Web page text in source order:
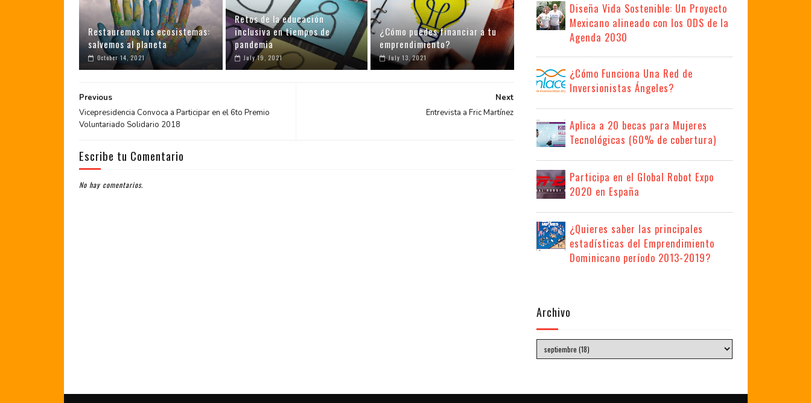
Restauremos los ecosistemas:
salvemos al planeta
October 14, 2021
Retos de la educación
inclusiva en tiempos de
pandemia
July 19, 2021
¿Cómo puedes financiar a tu
emprendimiento?
July 13, 2021
Next
Entrevista a Fric Martínez
Previous
Vicepresidencia Convoca a Participar en el 6to Premio
Voluntariado Solidario 2018
Escribe tu Comentario
No hay comentarios.
Diseña Vida Sostenible: Un Proyecto
Mexicano alineado con los ODS de la
Agenda 2030
¿Cómo Funciona Una Red de
Inversionistas Ángeles?
Aplica a 20 becas para Mujeres
Tecnológicas (60% de cobertura)
Participa en el Global Robot Expo
2020 en España
¿Quieres saber las principales
estadísticas del Emprendimiento
Dominicano período 2013-2019?
Archivo